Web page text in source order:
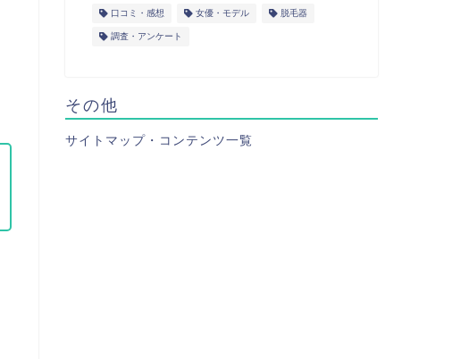
口コミ・感想 女優・モデル 脱毛器
調査・アンケート
その他
サイトマップ・コンテンツ一覧